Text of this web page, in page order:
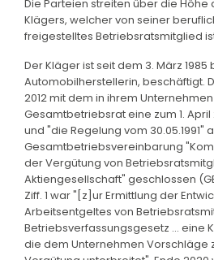
Die Parteien streiten über die Höhe
Klägers, welcher von seiner
freigestelltes Betriebsratsmitglied
Der Kläger ist seit dem 3. März
Automobilherstellerin, beschäftigt.
2012 mit dem in ihrem
Gesamtbetriebsrat eine zum 1. April
und "die Regelung vom 30.05.1991"
Gesamtbetriebsvereinbarung
der Vergütung von
Aktiengesellschaft" geschlossen
Ziff. 1 war "[z]ur Ermittlung der
Arbeitsentgeltes von
Betriebsverfassungsgesetz ... eine
die dem Unternehmen Vorschläge